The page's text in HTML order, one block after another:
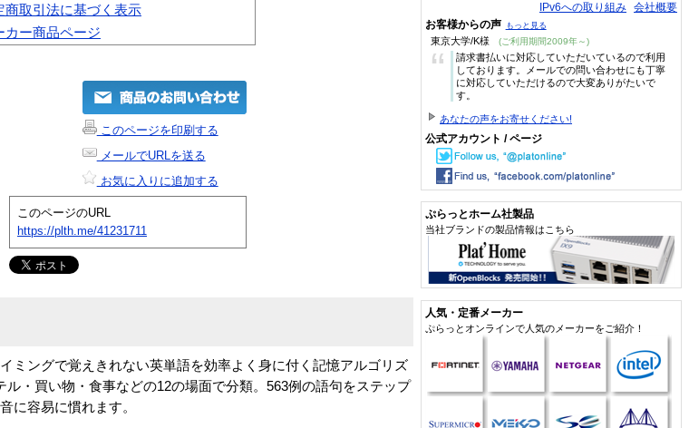
商取引法に基づく表示
カー商品ページ
このページを印刷する
メールでURLを送る
お気に入りに追加する
このページのURL
https://plth.me/41231711
ミングで覚えきれない英単語を効率よく身に付く記憶アルゴリズ
・買い物・食事などの12の場面で分類。563例の語句をステップ
に容易に慣れます。
IPv6への取り組み 会社概要
お客様からの声 もっと見る
東京大学/K様 (ご利用期間2009年～)
“
請求書払いに対応していただいているので利用
しております。メールでの問い合わせにも丁寧
に対応していただけるので大変ありがたいで
す。
あなたの声をお寄せください!
公式アカウント / ページ
ぷらっとホーム社製品
当社ブランドの製品情報はこちら
人気・定番メーカー
ぷらっとオンラインで人気のメーカーをご紹介！